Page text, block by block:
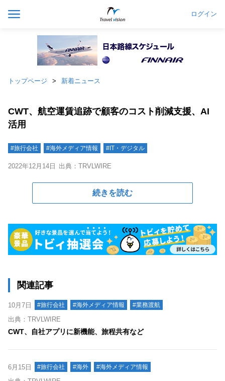
ログイン
トップページ 新着ニュース
CWT、航空運賃追跡で顧客のコスト削減支援、AI
活用
#旅行会社 #海外メディア情報 #IT・デジタル
2022年12月14日 出典：TRVLWIRE
続きを読む
関連記事
10月7日 #旅行会社 #海外メディア情報 #業務渡航
出典：TRVLWIRE
CWT、自社アプリに新機能、旅程共有など
6月15日 #旅行会社 #海外 #海外メディア情報